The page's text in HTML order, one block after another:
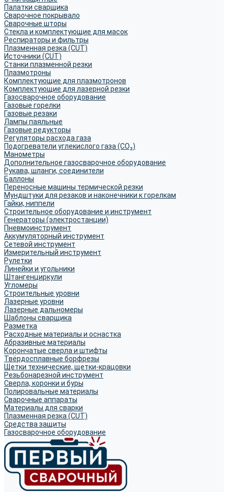
Палатки сварщика
Сварочное покрывало
Сварочные шторы
Стекла и комплектующие для масок
Респираторы и фильтры
Плазменная резка (CUT)
Источники (CUT)
Станки плазменной резки
Плазмотроны
Комплектующие для плазмотронов
Комплектующие для лазерной резки
Газосварочное оборудование
Газовые горелки
Газовые резаки
Лампы паяльные
Газовые редукторы
Регуляторы расхода газа
Подогреватели углекислого газа (CO₂)
Манометры
Дополнительное газосварочное оборудование
Рукава, шланги, соединители
Баллоны
Переносные машины термической резки
Мундштуки для резаков и наконечники к горелкам
Гайки, ниппели
Строительное оборудование и инструмент
Генераторы (электростанции)
Пневмоинструмент
Аккумуляторный инструмент
Сетевой инструмент
Измерительный инструмент
Рулетки
Линейки и угольники
Штангенциркули
Угломеры
Строительные уровни
Лазерные уровни
Лазерные дальномеры
Шаблоны сварщика
Разметка
Расходные материалы и оснастка
Абразивные материалы
Корончатые сверла и штифты
Твёрдосплавные борфрезы
Щетки технические, щетки-крацовки
Резьбонарезной инструмент
Сверла, коронки и буры
Полировальные материалы
Сварочные аппараты
Материалы для сварки
Плазменная резка (CUT)
Средства защиты
Газосварочное оборудование